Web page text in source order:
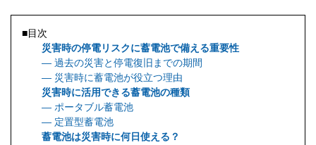
■目次
災害時の停電リスクに蓄電池で備える重要性
― 過去の災害と停電復旧までの期間
― 災害時に蓄電池が役立つ理由
災害時に活用できる蓄電池の種類
― ポータブル蓄電池
― 定置型蓄電池
蓄電池は災害時に何日使える？